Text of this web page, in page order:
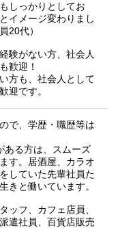
しっかりとしてお
イメージ変わりまし
20代）
験がない方、社会人
歓迎！
方も、社会人として
迎です。
で、学歴・職歴等は
ある方は、スムーズ
す。居酒屋、カラオ
していた先輩社員た
きと働いています。
ッフ、カフェ店員、
遣社員、百貨店販売